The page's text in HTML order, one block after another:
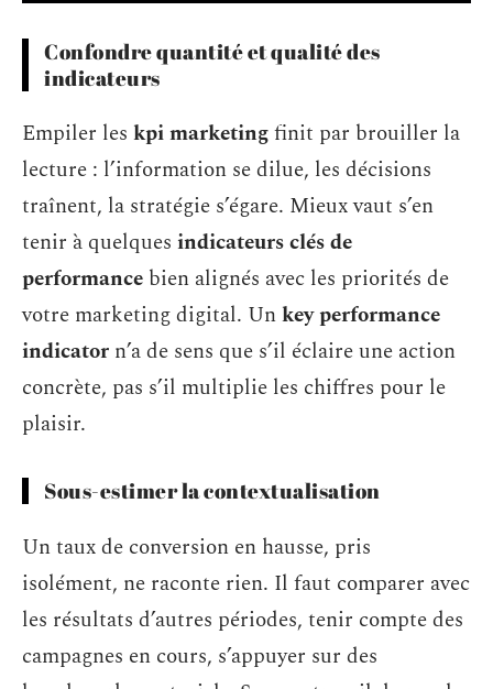
Confondre quantité et qualité des
indicateurs
Empiler les kpi marketingfinit par brouiller la
lecture : l’information se dilue, les décisions
traînent, la stratégie s’égare. Mieux vaut s’en
tenir à quelques indicateurs clés de
performance bien alignés avec les priorités de
votre marketing digital. Unkey performance
indicator n’a de sens que s’il éclaire une action
concrète, pas s’il multiplie les chiffres pour le
plaisir.
Sous-estimer la contextualisation
Un taux de conversion en hausse, pris
isolément, ne raconte rien. Il faut comparer avec
les résultats d’autres périodes, tenir compte des
campagnes en cours, s’appuyer sur des